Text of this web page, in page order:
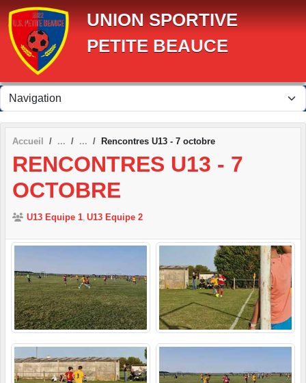
UNION SPORTIVE
PETITE BEAUCE
Accueil Rencontres U13 - 7 octobre
RENCONTRES U13 - 7
OCTOBRE
U13 Equipe 1 U13 Equipe 2
Panneau de gestion des cookies